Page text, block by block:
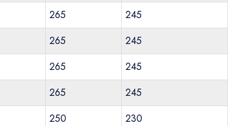
265
245
265
245
265
245
265
245
250
230